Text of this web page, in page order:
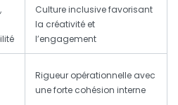
Culture inclusive favorisant
la créativité et
l’engagement
Rigueur opérationnelle avec
une forte cohésion interne